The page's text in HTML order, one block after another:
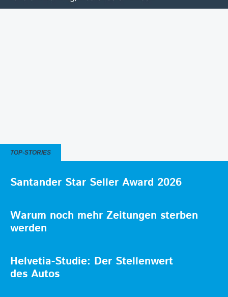
TOP-STORIES
Santander Star Seller Award 2026
Warum noch mehr Zeitungen sterben
werden
Helvetia-Studie: Der Stellenwert
des Autos